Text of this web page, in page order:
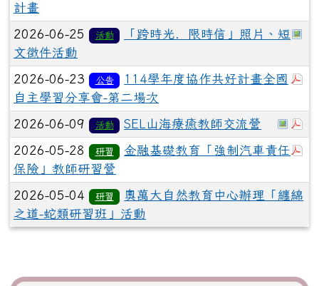
計畫
2026-06-25 活動
「跨時光．限時信」照片、短
文徵件活動
2026-06-23 公告
114學年度協作共好計畫全國
自主學習分享會-第二場次
於
2026-06-09 活動 SEL山海療癒教師交流營
2026-05-28 研習
金融基礎教育「強制汽車責任
保險」教師研習營
2026-05-04 研習
奧萬大自然教育中心辦理「纏綿
之道-蛇類研習班」活動